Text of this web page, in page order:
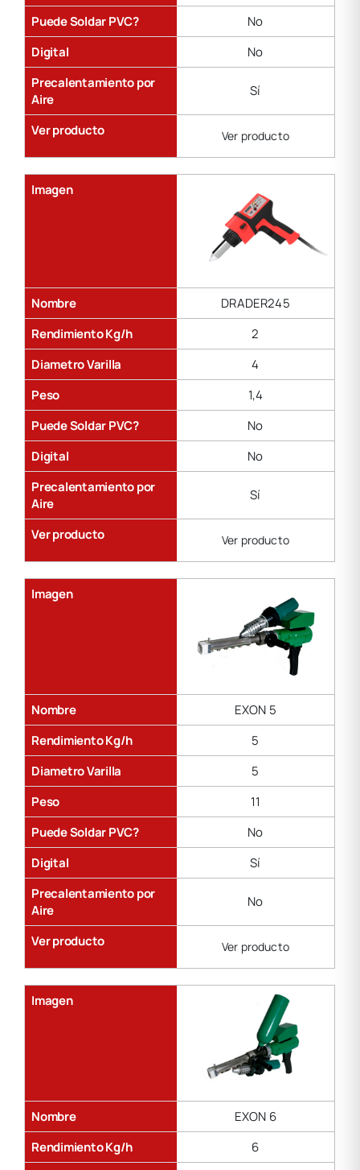
Puede Soldar PVC?
No
Digital
No
Precalentamiento por
Aire
Sí
Ver producto Ver producto
Imagen
Nombre
DRADER245
Rendimiento Kg/h
2
Diametro Varilla
4
Peso
1,4
Puede Soldar PVC?
No
Digital
No
Precalentamiento por
Aire
Sí
Ver producto Ver producto
Imagen
Nombre
EXON 5
Rendimiento Kg/h
5
Diametro Varilla
5
Peso
11
Puede Soldar PVC?
No
Digital
Sí
Precalentamiento por
Aire
No
Ver producto Ver producto
Imagen
Nombre
EXON 6
Rendimiento Kg/h
6